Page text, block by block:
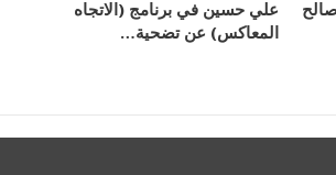
علي حسين في برنامج (الاتجاه
المعاكس) عن تضحية…